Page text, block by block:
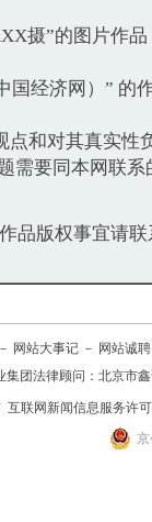
摄”的图片作品
国经济网）” 的
和对其真实性
需要同本网联系
品版权事宜请联
－ 网站大事记 － 网站诚聘
集团法律顾问： 北京市
互联网新闻信息服务许可
京